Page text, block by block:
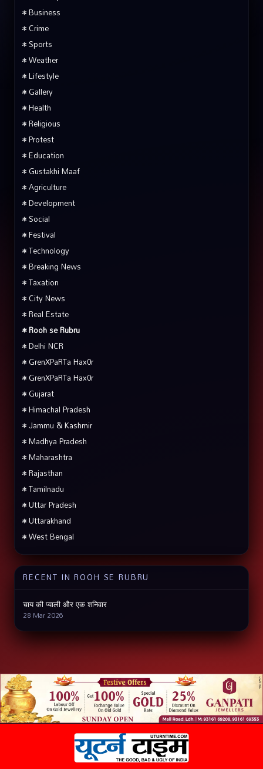
• Business
• Crime
• Sports
• Weather
• Lifestyle
• Gallery
• Health
• Religious
• Protest
• Education
• Gustakhi Maaf
• Agriculture
• Development
• Social
• Festival
• Technology
• Breaking News
• Taxation
• City News
• Real Estate
• Rooh se Rubru
• Delhi NCR
• GrenXPaRTa Hax0r
• GrenXPaRTa Hax0r
• Gujarat
• Himachal Pradesh
• Jammu & Kashmir
• Madhya Pradesh
• Maharashtra
• Rajasthan
• Tamilnadu
• Uttar Pradesh
• Uttarakhand
• West Bengal
RECENT IN ROOH SE RUBRU
चाय की प्याली और एक शनिवार
28 Mar 2026